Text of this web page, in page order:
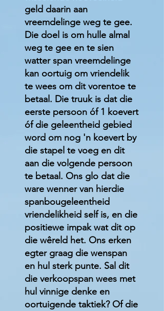
geld daarin aan
vreemdelinge weg te gee.
Die doel is om hulle almal
weg te gee en te sien
watter span vreemdelinge
kan oortuig om vriendelik
te wees om dit vorentoe te
betaal. Die truuk is dat die
eerste persoon óf 1 koevert
óf die geleentheid gebied
word om nog 'n koevert by
die stapel te voeg en dit
aan die volgende persoon
te betaal. Ons glo dat die
ware wenner van hierdie
spanbougeleentheid
vriendelikheid self is, en die
positiewe impak wat dit op
die wêreld het. Ons erken
egter graag die wenspan
en hul sterk punte. Sal dit
die verkoopspan wees met
hul vinnige denke en
oortuigende taktiek? Of die